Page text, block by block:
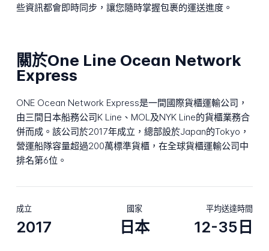
些資訊都會即時同步，讓您隨時掌握包裹的運送進度。
關於One Line Ocean Network
Express
ONE Ocean Network Express是一間國際貨櫃運輸公司，
由三間日本船務公司K Line、MOL及NYK Line的貨櫃業務合
併而成。該公司於2017年成立，總部設於Japan的Tokyo，
營運船隊容量超過200萬標準貨櫃，在全球貨櫃運輸公司中
排名第6位。
成立
2017
國家
日本
平均送達時間
12-35日